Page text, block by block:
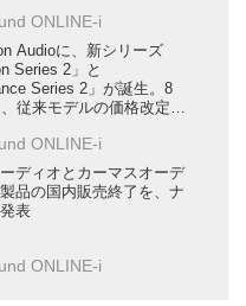
ONLINE-i
Audioに、新シリーズ
Series 2」と
Series 2」が誕生。8
従来モデルの価格改定も
ONLINE-i
ディオとカーマスオーデ
品の国内販売終了を、ナ
表
ONLINE-i